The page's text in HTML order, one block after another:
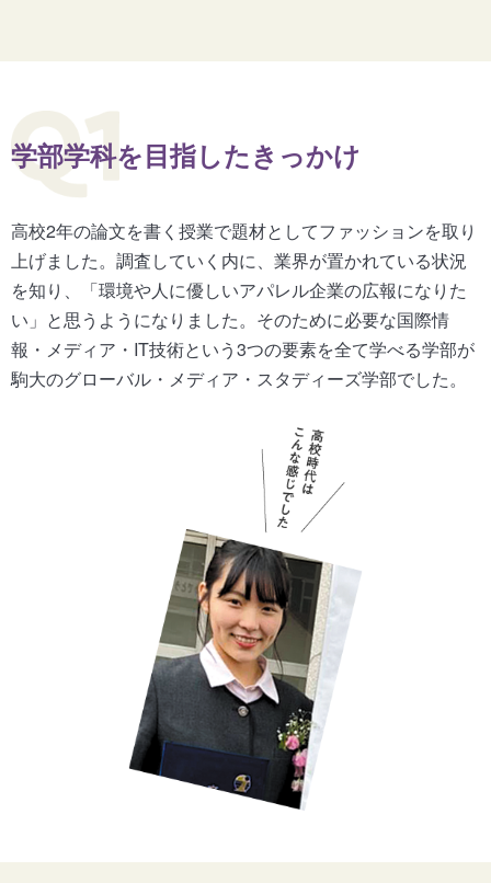
学部学科を目指したきっかけ
高校2年の論文を書く授業で題材としてファッションを取り
上げました。調査していく内に、業界が置かれている状況
を知り、「環境や人に優しいアパレル企業の広報になりた
い」と思うようになりました。そのために必要な国際情
報・メディア・IT技術という3つの要素を全て学べる学部が
駒大のグローバル・メディア・スタディーズ学部でした。